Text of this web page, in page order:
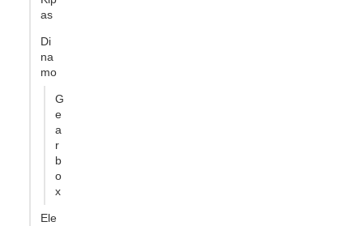
as
Di
na
mo
G
e
a
r
b
o
x
Ele